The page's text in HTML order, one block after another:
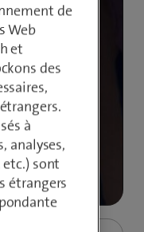
de
Web
et
des
à
analyses,
sont
étrangers